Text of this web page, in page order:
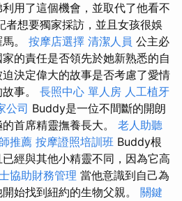
用了這個機會，並取代了他看不
者想要獨家採訪，並且女孩很娛
。 按摩店選擇 清潔人員 公主必
的責任是否領先於她新熟悉的自
決定偉大的故事是否考慮了愛情
事。 長照中心 單人房 人工植牙
公司 Buddy是一位不間斷的開朗
首席精靈撫養長大。 老人助聽
推薦 按摩證照培訓班 Buddy根
經與其他小精靈不同，因為它高
協助財務管理 當他意識到自己為
始找到紐約的生物父親。 關鍵